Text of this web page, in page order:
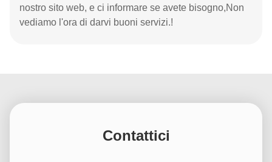
nostro sito web, e ci informare se avete bisogno,Non
vediamo l'ora di darvi buoni servizi.!
Contattici